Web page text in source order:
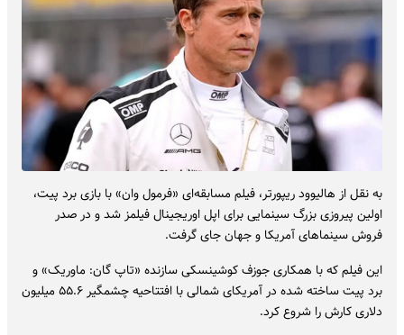
به نقل از هالیوود ریپورتر، فیلم مسابقه‌ای «فرمول وان» با بازی برد پیت،
اولین پیروزی بزرگ سینمایی برای اپل اوریجینال فیلمز شد و در صدر
فروش سینماهای آمریکا و جهان جای گرفت.
این فیلم که با همکاری جوزف کوشینسکی سازنده «تاپ گان: ماوریک» و
برد پیت ساخته شده در آمریکای شمالی با افتتاحیه چشمگیر ۵۵.۶ میلیون
دلاری کارش را شروع کرد.